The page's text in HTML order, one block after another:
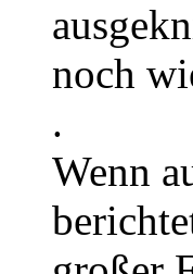
noch
.
Wenn